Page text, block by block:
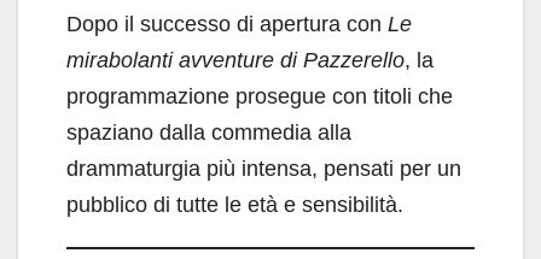
Dopo il successo di apertura con Le
mirabolanti avventure di Pazzerello, la
programmazione prosegue con titoli che
spaziano dalla commedia alla
drammaturgia più intensa, pensati per un
pubblico di tutte le età e sensibilità.